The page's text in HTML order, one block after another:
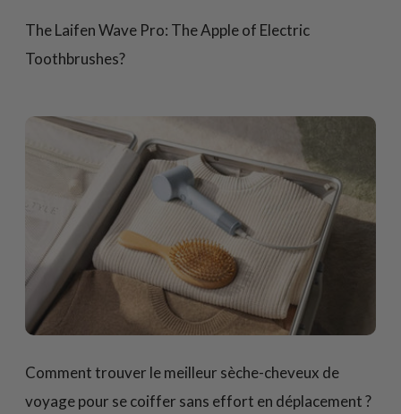
The Laifen Wave Pro: The Apple of Electric
Toothbrushes?
Comment trouver le meilleur sèche-cheveux de
voyage pour se coiffer sans effort en déplacement ?